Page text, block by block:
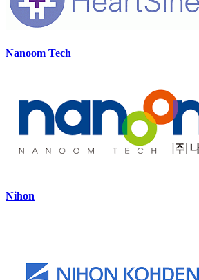
Nanoom Tech
Nihon